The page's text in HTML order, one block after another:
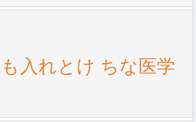
入れとけ ちな医学